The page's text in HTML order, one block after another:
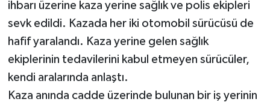
ihbarı üzerine kaza yerine sağlık ve polis ekipleri
sevk edildi. Kazada her iki otomobil sürücüsü de
hafif yaralandı. Kaza yerine gelen sağlık
ekiplerinin tedavilerini kabul etmeyen sürücüler,
kendi aralarında anlaştı.
Kaza anında cadde üzerinde bulunan bir iş yerinin